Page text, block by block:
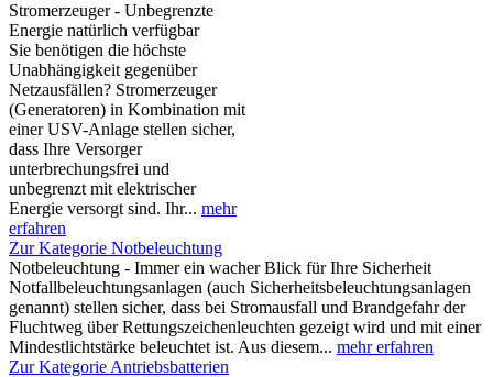
Stromerzeuger - Unbegrenzte
Energie natürlich verfügbar
Sie benötigen die höchste
Unabhängigkeit gegenüber
Netzausfällen? Stromerzeuger
(Generatoren) in Kombination mit
einer USV-Anlage stellen sicher,
dass Ihre Versorger
unterbrechungsfrei und
unbegrenzt mit elektrischer
Energie versorgt sind. Ihr... mehr
erfahren
Zur Kategorie Notbeleuchtung
Notbeleuchtung - Immer ein wacher Blick für Ihre Sicherheit
Notfallbeleuchtungsanlagen (auch Sicherheitsbeleuchtungsanlagen
genannt) stellen sicher, dass bei Stromausfall und Brandgefahr der
Fluchtweg über Rettungszeichenleuchten gezeigt wird und mit einer
Mindestlichtstärke beleuchtet ist. Aus diesem... mehr erfahren
Zur Kategorie Antriebsbatterien